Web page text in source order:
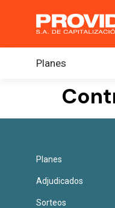
Planes
Planes
Adjudicados
Sorteos